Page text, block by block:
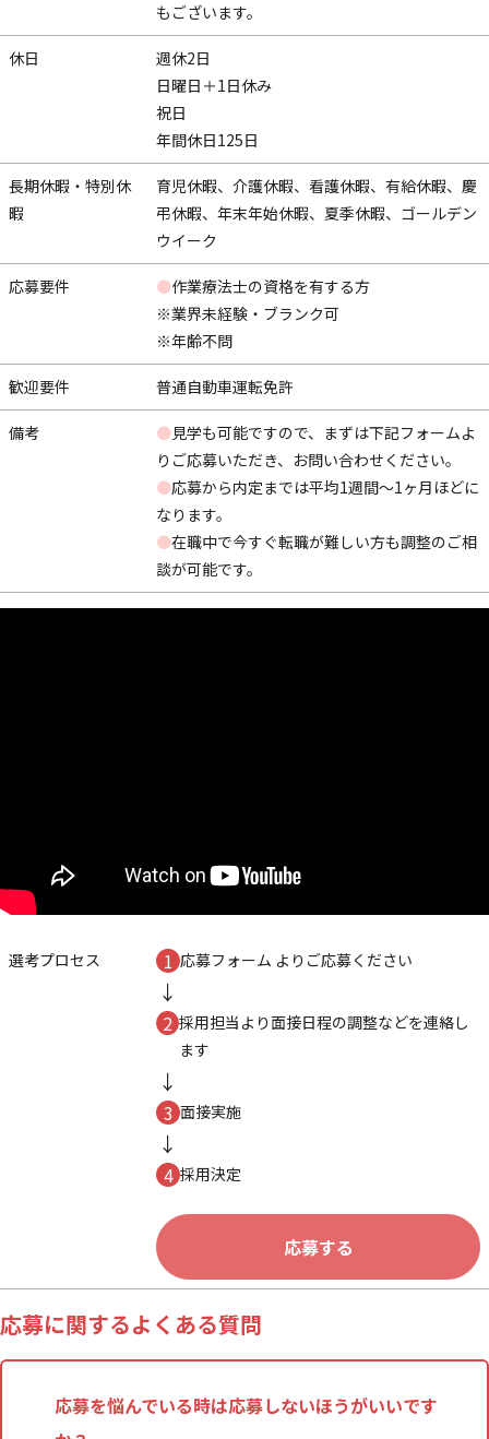
もございます。
休日
週休2日
日曜日＋1日休み
祝日
年間休日125日
長期休暇・特別休
暇
育児休暇、介護休暇、看護休暇、有給休暇、慶
弔休暇、年末年始休暇、夏季休暇、ゴールデン
ウイーク
応募要件 ●作業療法士の資格を有する方
※業界未経験・ブランク可
※年齢不問
歓迎要件 普通自動車運転免許
備考 ●見学も可能ですので、まずは下記フォームよ
りご応募いただき、お問い合わせください。
●応募から内定までは平均1週間～1ヶ月ほどに
なります。
●在職中で今すぐ転職が難しい方も調整のご相
談が可能です。
選考プロセス 応募フォーム よりご応募ください
採用担当より面接日程の調整などを連絡し
ます
面接実施
採用決定
応募する
応募に関するよくある質問
応募を悩んでいる時は応募しないほうがいいです